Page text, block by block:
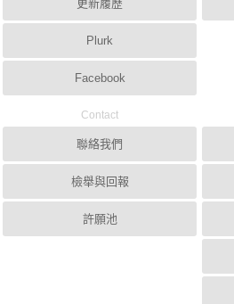
更新履歷
Plurk
Facebook
Contact
聯絡我們
檢舉與回報
許願池